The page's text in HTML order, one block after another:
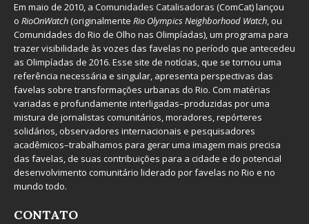
Em maio de 2010, a Comunidades Catalisadoras (ComCat) lançou
o RioOnWatch(originalmente Rio Olympics Neighborhood Watch, ou
Comunidades do Rio de Olho nas Olimpíadas), um programa para
trazer visibilidade às vozes das favelas no período que antecedeu
as Olimpíadas de 2016. Esse site de notícias, que se tornou uma
referência necessária e singular, apresenta perspectivas das
favelas sobre transformações urbanas do Rio. Com matérias
variadas e profundamente interligadas–produzidas por uma
mistura de jornalistas comunitários, moradores, repórteres
solidários, observadores internacionais e pesquisadores
acadêmicos–trabalhamos para gerar uma imagem mais precisa
das favelas, de suas contribuições para a cidade e do potencial
desenvolvimento comunitário liderado por favelas no Rio e no
mundo todo.
CONTATO